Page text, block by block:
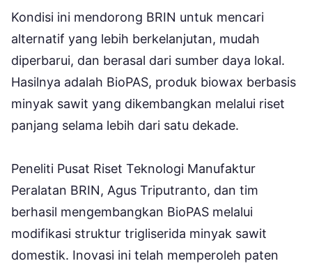
Kondisi ini mendorong BRIN untuk mencari
alternatif yang lebih berkelanjutan, mudah
diperbarui, dan berasal dari sumber daya lokal.
Hasilnya adalah BioPAS, produk biowax berbasis
minyak sawit yang dikembangkan melalui riset
panjang selama lebih dari satu dekade.
Peneliti Pusat Riset Teknologi Manufaktur
Peralatan BRIN, Agus Triputranto, dan tim
berhasil mengembangkan BioPAS melalui
modifikasi struktur trigliserida minyak sawit
domestik. Inovasi ini telah memperoleh paten